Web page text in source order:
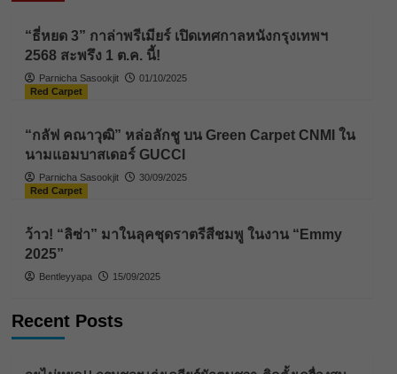
“ธี่หยด 3” กาล่าพรีเมียร์ เปิดเทศกาลหนังกรุงเทพฯ
2568 สะพรึง 1 ต.ค. นี้!
Parnicha Sasookjit
01/10/2025
Red Carpet
“กลัฟ คณาวุฒิ” หล่อลักชู บน Green Carpet CNMI ใน
นามแอมบาสเดอร์ GUCCI
Parnicha Sasookjit
30/09/2025
Red Carpet
ว้าว! “ลิซ่า” มาในลุคชุดราตรีสีชมพู ในงาน “Emmy
2025”
Bentleyyapa 15/09/2025
Recent Posts